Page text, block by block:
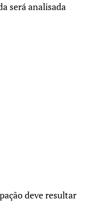
será analisada
deve resultar